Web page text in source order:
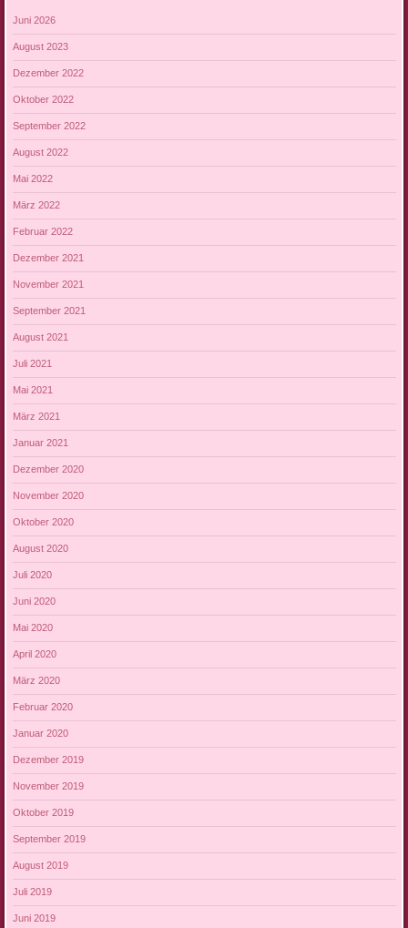
Juni 2026
August 2023
Dezember 2022
Oktober 2022
September 2022
August 2022
Mai 2022
März 2022
Februar 2022
Dezember 2021
November 2021
September 2021
August 2021
Juli 2021
Mai 2021
März 2021
Januar 2021
Dezember 2020
November 2020
Oktober 2020
August 2020
Juli 2020
Juni 2020
Mai 2020
April 2020
März 2020
Februar 2020
Januar 2020
Dezember 2019
November 2019
Oktober 2019
September 2019
August 2019
Juli 2019
Juni 2019